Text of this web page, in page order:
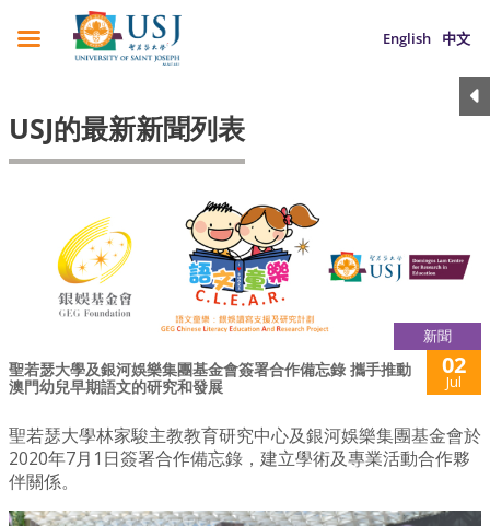
English 中文
USJ的最新新聞列表
新聞
聖若瑟大學及銀河娛樂集團基金會簽署合作備忘錄 攜手推動
澳門幼兒早期語文的研究和發展
02
Jul
聖若瑟大學林家駿主教教育研究中心及銀河娛樂集團基金會於
2020年7月1日簽署合作備忘錄，建立學術及專業活動合作夥
伴關係。